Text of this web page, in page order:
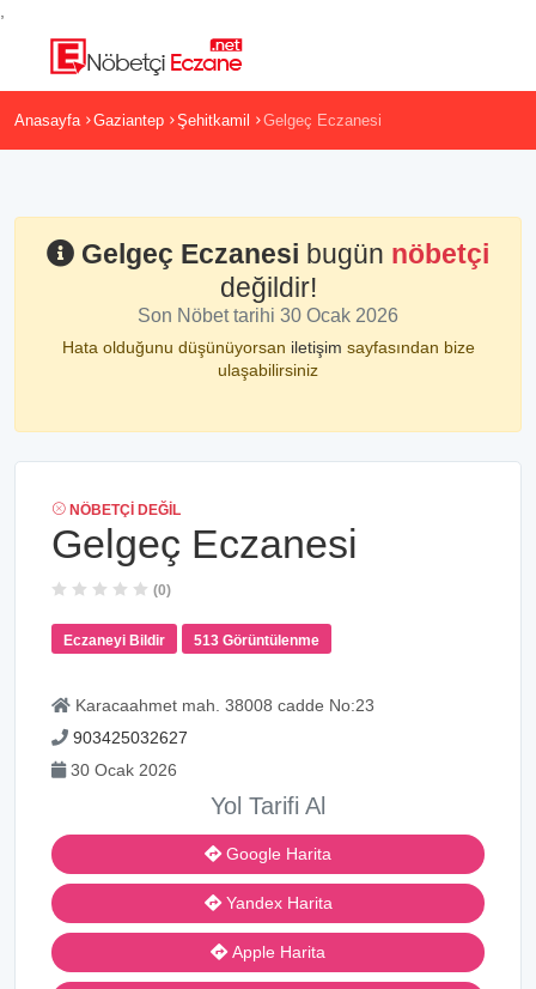
Anasayfa Gaziantep Şehitkamil Gelgeç Eczanesi
Gelgeç Eczanesi bugün nöbetçi
değildir!
Son Nöbet tarihi 30 Ocak 2026
Hata olduğunu düşünüyorsan iletişim sayfasından bize
ulaşabilirsiniz
NÖBETÇI DEĞIL
Gelgeç Eczanesi
(0)
Eczaneyi Bildir 513 Görüntülenme
Karacaahmet mah. 38008 cadde No:23
903425032627
30 Ocak 2026
Yol Tarifi Al
Google Harita
Yandex Harita
Apple Harita